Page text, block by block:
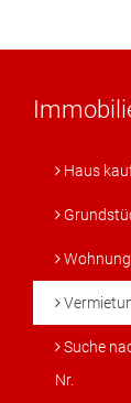
Haus
Suche
Nr.